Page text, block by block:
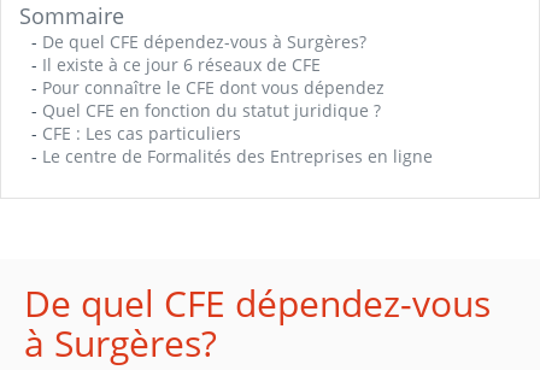
Sommaire
- De quel CFE dépendez-vous à Surgères?
- Il existe à ce jour 6 réseaux de CFE
- Pour connaître le CFE dont vous dépendez
- Quel CFE en fonction du statut juridique ?
- CFE : Les cas particuliers
- Le centre de Formalités des Entreprises en ligne
De quel CFE dépendez-vous
à Surgères?